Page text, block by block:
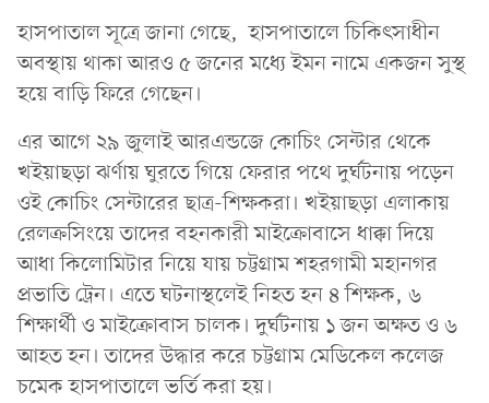
হাসপাতাল সূত্রে জানা গেছে, হাসপাতালে চিকিৎসাধীন
অবস্থায় থাকা আরও ৫ জনের মধ্যে ইমন নামে একজন সুস্থ
হয়ে বাড়ি ফিরে গেছেন।
এর আগে ২৯ জুলাই আরএন্ডজে কোচিং সেন্টার থেকে
খইয়াছড়া ঝর্ণায় ঘুরতে গিয়ে ফেরার পথে দুর্ঘটনায় পড়েন
ওই কোচিং সেন্টারের ছাত্র-শিক্ষকরা। খইয়াছড়া এলাকায়
রেলক্রসিংয়ে তাদের বহনকারী মাইক্রোবাসে ধাক্কা দিয়ে
আধা কিলোমিটার নিয়ে যায় চট্টগ্রাম শহরগামী মহানগর
প্রভাতি ট্রেন। এতে ঘটনাস্থলেই নিহত হন ৪ শিক্ষক, ৬
শিক্ষার্থী ও মাইক্রোবাস চালক। দুর্ঘটনায় ১ জন অক্ষত ও ৬
আহত হন। তাদের উদ্ধার করে চট্টগ্রাম মেডিকেল কলেজ
চমেক হাসপাতালে ভর্তি করা হয়।